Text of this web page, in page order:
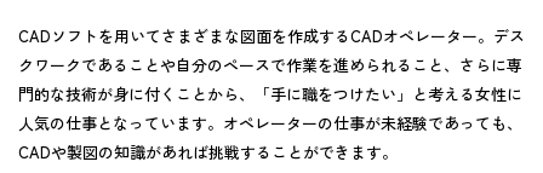
CADソフトを用いてさまざまな図面を作成するCADオペレーター。デス
クワークであることや自分のペースで作業を進められること、さらに専
門的な技術が身に付くことから、「手に職をつけたい」と考える女性に
人気の仕事となっています。オペレーターの仕事が未経験であっても、
CADや製図の知識があれば挑戦することができます。